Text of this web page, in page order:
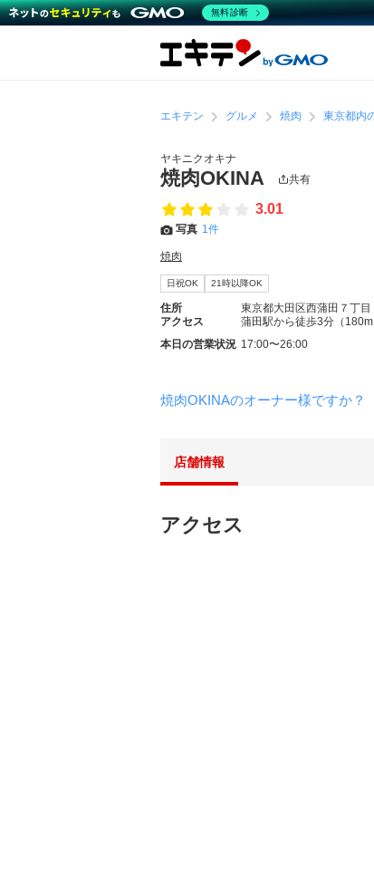
エキテン グルメ 焼肉 東京都内
ヤキニクオキナ
焼肉OKINA 共有
3.01
写真 1件
焼肉
日祝OK 21時以降OK
住所
東京都大田区西蒲田７丁目
アクセス
蒲田駅から徒歩3分（180m
本日の営業状況 17:00〜26:00
焼肉OKINAのオーナー様ですか？
店舗情報
アクセス
無料診断